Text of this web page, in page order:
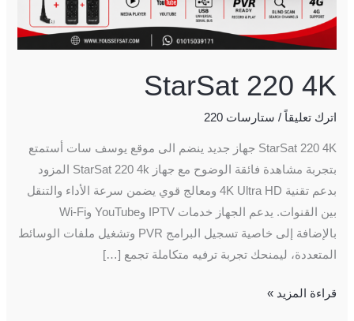
StarSat 220 4K
اترك تعليقاً / ستارسات 220
StarSat 220 4K جهاز جديد ينضم الى موقع يوسف سات أستمتع
بتجربة مشاهدة فائقة الوضوح مع جهاز StarSat 220 4k المزود
بدعم تقنية 4K Ultra HD ومعالج قوي يضمن سرعة الأداء والتنقل
بين القنوات. يدعم الجهاز خدمات IPTV وYouTube وWi-Fi
بالإضافة إلى خاصية تسجيل البرامج PVR وتشغيل ملفات الوسائط
المتعددة، ليمنحك تجربة ترفيه متكاملة تجمع […]
قراءة المزيد »